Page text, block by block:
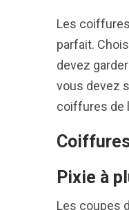
Les
parfait.
devez
vous devez
coiffures de
Pixie à
Les coupes